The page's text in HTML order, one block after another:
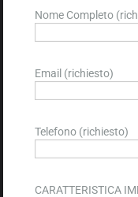
Nome Completo
Email (richiesto)
Telefono (richiesto)
CARATTERISTICA